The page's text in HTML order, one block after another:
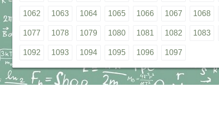
1062 1063 1064 1065 1066 1067 1068
1077 1078 1079 1080 1081 1082 1083
1092 1093 1094 1095 1096 1097